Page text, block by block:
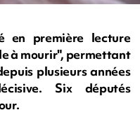
en première lecture
à mourir", permettant
plusieurs années
Six députés